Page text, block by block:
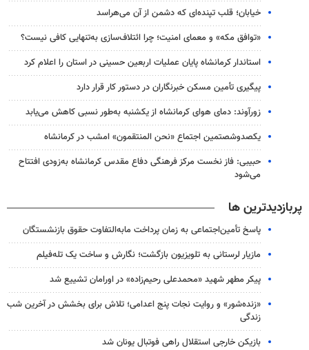
خیابان؛ قلب تپنده‌ای که دشمن از آن می‌هراسد
«توافق مکه» و معمای امنیت؛ چرا ائتلاف‌سازی به‌تنهایی کافی نیست؟
استاندار کرمانشاه پایان عملیات اربعین حسینی در استان را اعلام کرد
پیگیری تأمین مسکن خبرنگاران در دستور کار قرار دارد
زورآوند: دمای هوای کرمانشاه از یکشنبه به‌طور نسبی کاهش می‌یابد
یکصدوشصتمین اجتماع «نحن المنتقمون» امشب در کرمانشاه
حبیبی: فاز نخست مرکز فرهنگی دفاع مقدس کرمانشاه به‌زودی افتتاح
می‌شود
پربازدیدترین ها
پاسخ تأمین‌اجتماعی به زمان پرداخت مابه‌التفاوت حقوق بازنشستگان
مازیار لرستانی به تلویزیون بازگشت؛ نگارش و ساخت یک تله‌فیلم
پیکر مطهر شهید «محمدعلی رحیم‌زاده» در اورامان تشییع شد
«زنده‌شور» و روایت نجات پنج اعدامی؛ تلاش برای بخشش در آخرین شب
زندگی
بازیکن خارجی استقلال راهی فوتبال یونان شد